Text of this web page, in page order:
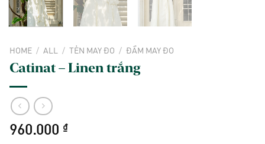
HOME / ALL / TẺN MAY ĐO / ĐẦM MAY ĐO
Catinat – Linen trắng
960.000 ₫